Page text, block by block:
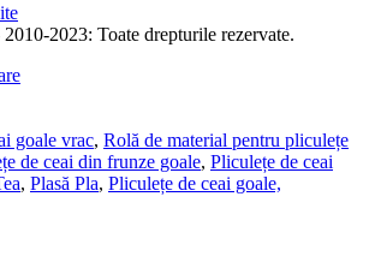
2023: Toate drepturile rezervate.
goale vrac, Rolă de material pentru pliculețe
de ceai din frunze goale, Pliculețe de ceai
, Plasă Pla, Pliculețe de ceai goale,